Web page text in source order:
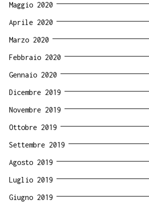
Maggio 2020
Aprile 2020
Marzo 2020
Febbraio 2020
Gennaio 2020
Dicembre 2019
Novembre 2019
Ottobre 2019
Settembre 2019
Agosto 2019
Luglio 2019
Giugno 2019